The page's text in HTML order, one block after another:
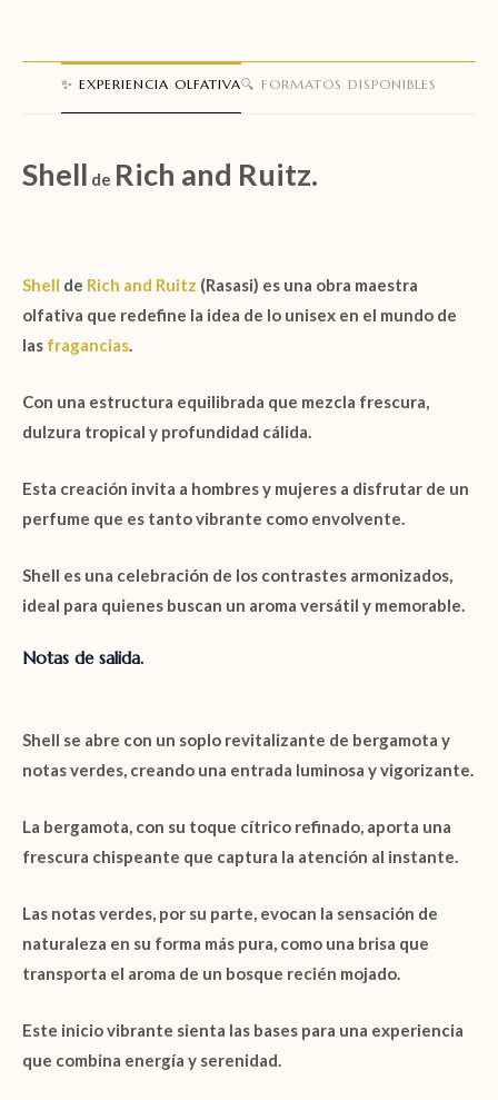
✨ EXPERIENCIA OLFATIVA🔍 FORMATOS DISPONIBLES
Shell de Rich and Ruitz.
Shell de Rich and Ruitz (Rasasi) es una obra maestra
olfativa que redefine la idea de lo unisex en el mundo de
las fragancias
Con una estructura equilibrada que mezcla frescura,
dulzura tropical y profundidad cálida.
Esta creación invita a hombres y mujeres a disfrutar de un
perfume que es tanto vibrante como envolvente.
Shell es una celebración de los contrastes armonizados,
ideal para quienes buscan un aroma versátil y memorable.
Notas de salida.
Shell se abre con un soplo revitalizante de bergamota y
notasverdes , creando una entrada luminosa y vigorizante.
La bergamota , con su toque cítrico refinado, aporta una
frescura chispeante que captura la atención al instante.
Las notas verdes , por su parte, evocan la sensación de
naturaleza en su forma más pura, como una brisa que
transporta el aroma de un bosque recién mojado.
Este inicio vibrante sienta las bases para una experiencia
que combina energía y serenidad.